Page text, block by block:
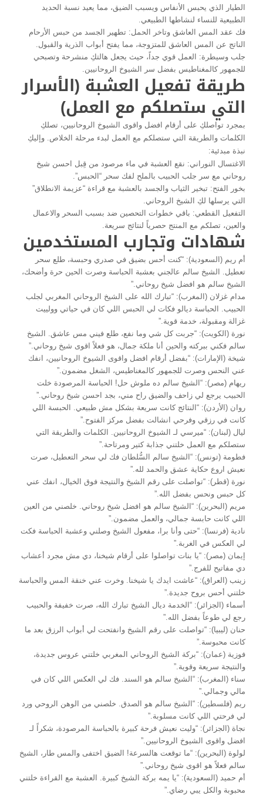
الطيار الذي يحبس الأنفاس ويسبب الضيق، مما يعيد نسبة الحديد
الطبيعية للنساء لنشاطها الطبيعي.
فك عقد المس العاشق وتاخر الحمل: تطهير الجسد من حبس الأرحام
الناتج عن المس العاشق للمتزوجة، مما يفتح أبواب الذرية والقبول.
جلب وسيطرة: العمل قوي جداً، حيث يجعل هالتكِ منشرحة وتصبحي
للجمهور كالمغناطيس بفضل سر الشيوخ الروحانيين.
طريقة تفعيل العشبة (الأسرار
التي ستصلكم مع العمل)
بمجرد تواصلكِ على أرقام افضل واقوى الشيوخ الروحانيين، تصلكِ
الكلمات والطريقة التي ستصلكم مع العمل لبدء مرحلة الخلاص. وإليكِ
نبذة مبدئية:
الاغتسال النوراني: نقع العشبة في ماء مرصود من قِبل احسن شيخ
روحاني مع سر جلب الحبيب بالملح لفك سحر “الحبس”.
بخور الفتح: تبخير الثياب والجسد بالعشبة مع قراءة “عزيمة الانطلاق”
التي يرسلها لكِ الشيخ الروحاني.
التفعيل القطعي: باقي خطوات التحصين ضد بسبب السحر والاعمال
والعين، تصلكم مع المنتج حصرياً لنتائج سريعة.
شهادات وتجارب المستخدمين
أم ريم (السعودية): “كنت أحس بضيق في صدري وحبسة، طلع سحر
تعطيل. الشيخ سالم عالجني بعشبة الحباسة وصرت الحين حرة وأضحك،
الشيخ سالم هو افضل شيخ روحاني.”
مدام غزلان (المغرب): “تبارك الله على الشيخ الروحاني المغربي لجلب
الحبيب. الحباسة ديالو فكات لي الحبس اللي كان في حياتي وولييت
غزالة ومقبولة، خدمة قوية.”
نورة (الكويت): “جربت كل شي وما نفع، طلع فيني مس عاشق. الشيخ
سالم فكني ببركته والحين أنا ملكة جمال، هو فعلاً اقوى شيخ روحاني.”
شيخة (الإمارات): “بفضل أرقام افضل واقوى الشيوخ الروحانيين، انفك
عني النحس وصرت للجمهور كالمغناطيس، الشغل مضمون.”
ريهام (مصر): “الشيخ سالم ده ملوش حل! الحباسة المرصودة خلت
الحبيب يرجع لي زاحف والضيق راح مني، بجد احسن شيخ روحاني.”
روان (الأردن): “النتائج كانت سريعة بشكل مش طبيعي. الحبسة اللي
كانت في رزقي وفرحي انشالت بفضل مركز الفتوح.”
ليال (لبنان): “ميرسي لـ الشيوخ الروحانيين. الكلمات والطريقة التي
ستصلكم مع العمل خلتني جذابة كتير ومرتاحة.”
فطومة (تونس): “الشيخ سالم السُّلطان فك لي سحر التعطيل، صرت
نعيش اروع حكاية عشق والحمد لله.”
نورة (قطر): “تواصلت على رقم الشيخ والنتيجة فوق الخيال، انفك عني
كل حبس ونحس بفضل الله.”
مريم (البحرين): “الشيخ سالم هو افضل شيخ روحاني. خلصني من العين
اللي كانت حابسة جمالي، والعمل مضمون.”
نادية (فرنسا): “حتى وأنا برا، مفعول الشيخ وصلني وعشبة الحباسة فكت
لي العكس في الغربة.”
إيمان (مصر): “يا بنات تواصلوا على أرقام شيخنا، دي مش مجرد أعشاب
دي مفاتيح للفرج.”
زينب (العراق): “عاشت ايدك يا شيخنا. وخرت عني خنقة المس والحباسة
خلتني أحس بروح جديدة.”
أسماء (الجزائر): “الخدمة ديال الشيخ تبارك الله، صرت خفيفة والحبيب
رجع لي طوعاً بفضل الله.”
حنان (ليبيا): “تواصلت على رقم الشيخ وانفتحت لي أبواب الرزق بعد ما
كانت محبوسة.”
فوزية (عمان): “بركة الشيخ الروحاني المغربي خلتني عروس جديدة،
والنتيجة سريعة وقوية.”
سناء (المغرب): “الشيخ سالم هو السند. فك لي العكس اللي كان في
مالي وجمالي.”
ريم (فلسطين): “الشيخ سالم هو الصدق. خلصني من الوهن الروحي ورد
لي فرحتي اللي كانت مسلوبة.”
نجاة (الجزائر): “وليت نعيش فرحة كبيرة بالحباسة المرصودة، شكراً لـ
افضل واقوى الشيوخ الروحانيين.”
لولوة (البحرين): “ما توقعت هالسرعة! الضيق اختفى والمس طار، الشيخ
سالم فعلاً هو اقوى شيخ روحاني.”
أم حميد (السعودية): “يا يمه بركة الشيخ كبيرة. العشبة مع القراءة خلتني
محبوبة والكل يبي رضاي.”